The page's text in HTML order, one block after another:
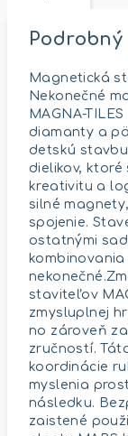
Magnetická
Nekonečné
MAGNA-
diamanty a
detskú
dielikov,
kreativitu a
silné
spojenie.
ostatnými
staviteľov
zmysluplnej
no zároveň
zručností.
koordinácie
myslenia
následku.
zaistené